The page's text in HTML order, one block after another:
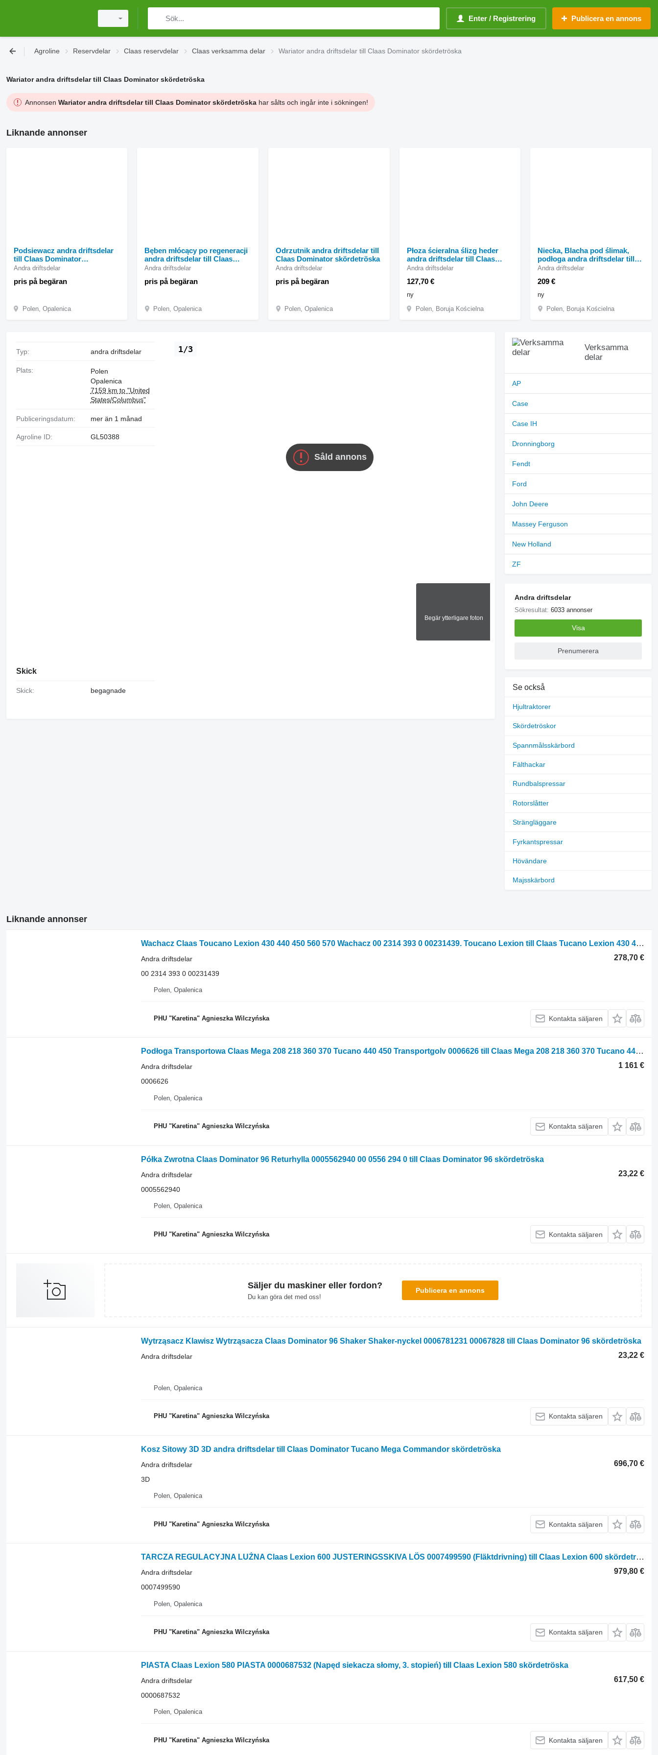
Enter / Registrering Publicera en annons
Agroline Reservdelar Claas reservdelar Claas verksamma delar Wariator andra driftsdelar till Claas Dominator skördetröska
Wariator andra driftsdelar till Claas Dominator skördetröska
Annonsen Wariator andra driftsdelar till Claas Dominator skördetröskahar sålts och ingår inte i sökningen!
Liknande annonser
Podsiewacz andra driftsdelar
till Claas Dominator
skördetröska
pris på begäran
Andra driftsdelar
Polen, Opalenica
Bęben młócący po regeneracji
andra driftsdelar till Claas
Dominator skördetröska
pris på begäran
Andra driftsdelar
Polen, Opalenica
Odrzutnik andra driftsdelar till
Claas Dominator skördetröska
pris på begäran
Andra driftsdelar
Polen, Opalenica
Płoza ścieralna ślizg heder
andra driftsdelar till Claas
Dominator skördetröska
127,70 €
Andra driftsdelar
ny
Polen, Boruja Kościelna
Niecka, Blacha pod ślimak,
podłoga andra driftsdelar till
Claas Dominator skördetröska
209 €
Andra driftsdelar
ny
Polen, Boruja Kościelna
Såld annons
Begär ytterligare foton
1/3
Typ: andra driftsdelar
Plats:
Polen
Opalenica
7159 km to "United
States/Columbus"
Publiceringsdatum: mer än 1 månad
Agroline ID: GL50388
Skick
Skick: begagnade
Verksamma
delar
AP
Case
Case IH
Dronningborg
Fendt
Ford
John Deere
Massey Ferguson
New Holland
ZF
Andra driftsdelar
Sökresultat:6033 annonser
Visa
Prenumerera
Se också
Hjultraktorer
Skördetröskor
Spannmålsskärbord
Fälthackar
Rundbalspressar
Rotorslåtter
Strängläggare
Fyrkantspressar
Hövändare
Majsskärbord
Liknande annonser
Wachacz Claas Toucano Lexion 430 440 450 560 570 Wachacz 00 2314 393 0 00231439. Toucano Lexion till Claas Tucano Lexion 430 440 450 560 570 skördetröska
278,70 €
Andra driftsdelar
00 2314 393 0 00231439
Polen, Opalenica
PHU "Karetina" Agnieszka Wilczyńska Kontakta säljaren
Podłoga Transportowa Claas Mega 208 218 360 370 Tucano 440 450 Transportgolv 0006626 till Claas Mega 208 218 360 370 Tucano 440 450 skördetröska
1 161 €
Andra driftsdelar
0006626
Polen, Opalenica
PHU "Karetina" Agnieszka Wilczyńska Kontakta säljaren
Półka Zwrotna Claas Dominator 96 Returhylla 0005562940 00 0556 294 0 till Claas Dominator 96 skördetröska
23,22 €
Andra driftsdelar
0005562940
Polen, Opalenica
PHU "Karetina" Agnieszka Wilczyńska Kontakta säljaren
Säljer du maskiner eller fordon?
Du kan göra det med oss!
Publicera en annons
Wytrząsacz Klawisz Wytrząsacza Claas Dominator 96 Shaker Shaker-nyckel 0006781231 00067828 till Claas Dominator 96 skördetröska
23,22 €
Andra driftsdelar
Polen, Opalenica
PHU "Karetina" Agnieszka Wilczyńska Kontakta säljaren
Kosz Sitowy 3D 3D andra driftsdelar till Claas Dominator Tucano Mega Commandor skördetröska
696,70 €
Andra driftsdelar
3D
Polen, Opalenica
PHU "Karetina" Agnieszka Wilczyńska Kontakta säljaren
TARCZA REGULACYJNA LUŹNA Claas Lexion 600 JUSTERINGSSKIVA LÖS 0007499590 (Fläktdrivning) till Claas Lexion 600 skördetröska
979,80 €
Andra driftsdelar
0007499590
Polen, Opalenica
PHU "Karetina" Agnieszka Wilczyńska Kontakta säljaren
PIASTA Claas Lexion 580 PIASTA 0000687532 (Napęd siekacza słomy, 3. stopień) till Claas Lexion 580 skördetröska
617,50 €
Andra driftsdelar
0000687532
Polen, Opalenica
PHU "Karetina" Agnieszka Wilczyńska Kontakta säljaren